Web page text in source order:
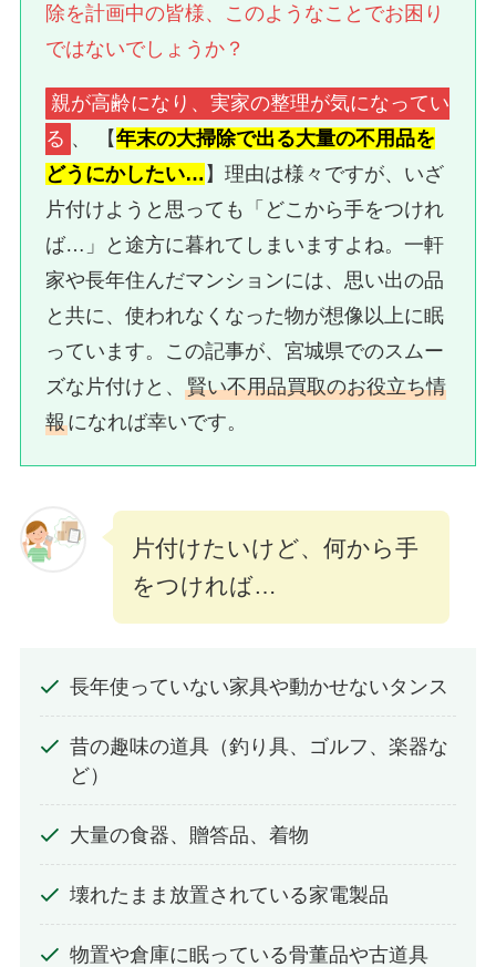
除を計画中の皆様、このようなことでお困り
ではないでしょうか？
親が高齢になり、実家の整理が気になってい
る 、 【年末の大掃除で出る大量の不用品を
どうにかしたい… 】理由は様々ですが、いざ
片付けようと思っても「どこから手をつけれ
ば…」と途方に暮れてしまいますよね。一軒
家や長年住んだマンションには、思い出の品
と共に、使われなくなった物が想像以上に眠
っています。この記事が、宮城県でのスムー
ズな片付けと、賢い不用品買取のお役立ち情
報になれば幸いです。
片付けたいけど、何から手
をつければ…
長年使っていない家具や動かせないタンス
昔の趣味の道具（釣り具、ゴルフ、楽器な
ど）
大量の食器、贈答品、着物
壊れたまま放置されている家電製品
物置や倉庫に眠っている骨董品や古道具